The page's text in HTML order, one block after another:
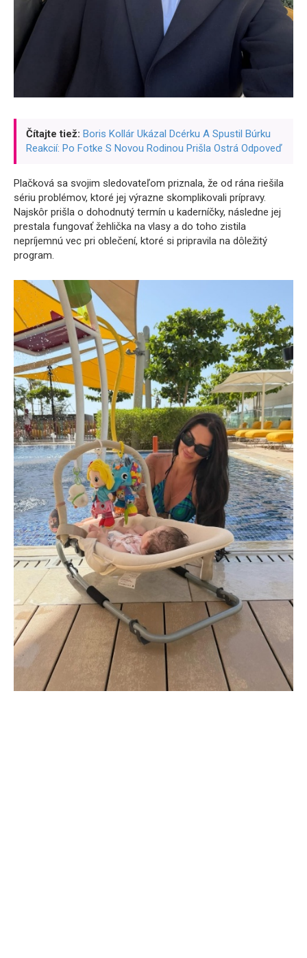
Čítajte tiež: Boris Kollár Ukázal Dcérku A Spustil Búrku
Reakcií: Po Fotke S Novou Rodinou Prišla Ostrá Odpoveď
Plačková sa svojim sledovateľom priznala, že od rána riešila
sériu problémov, ktoré jej výrazne skomplikovali prípravy.
Najskôr prišla o dohodnutý termín u kaderníčky, následne jej
prestala fungovať žehlička na vlasy a do toho zistila
nepríjemnú vec pri oblečení, ktoré si pripravila na dôležitý
program.